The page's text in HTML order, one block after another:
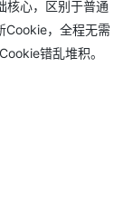
核心，区别于普通
Cookie，全程无需
错乱堆积。